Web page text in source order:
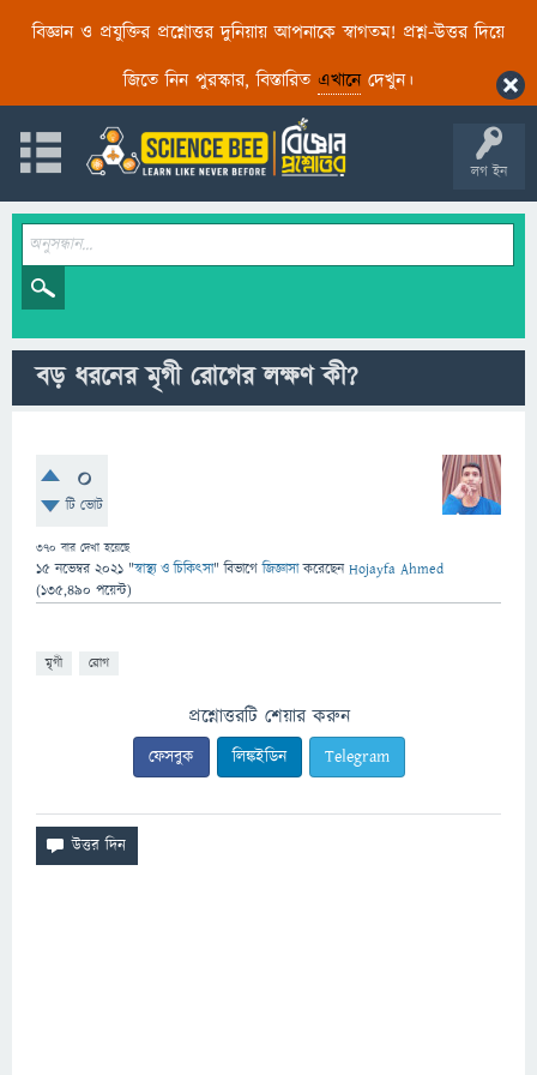
বিজ্ঞান ও প্রযুক্তির প্রশ্নোত্তর দুনিয়ায় আপনাকে স্বাগতম! প্রশ্ন-উত্তর দিয়ে
জিতে নিন পুরস্কার, বিস্তারিত এখানেদেখুন।
লগ ইন
বড় ধরনের মৃগী রোগের লক্ষণ কী?
0
টি ভোট
370 বার দেখা হয়েছে
15 নভেম্বর 2021 "স্বাস্থ্য ও চিকিৎসা" বিভাগে জিজ্ঞাসাকরেছেনHojayfa Ahmed
(135,490 পয়েন্ট)
মৃগী রোগ
প্রশ্নোত্তরটি শেয়ার করুন
ফেসবুক লিঙ্কইডিন Telegram